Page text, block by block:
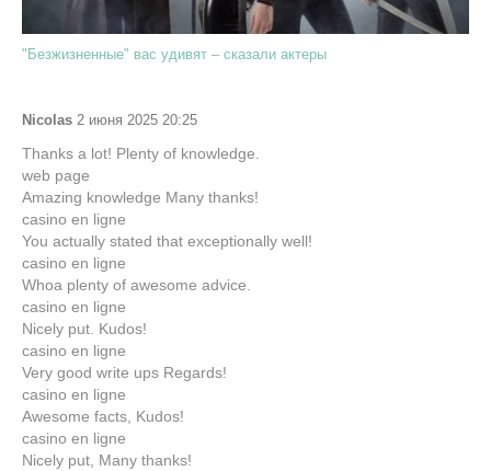
"Безжизненные" вас удивят – сказали актеры
Nicolas 2 июня 2025 20:25
Thanks a lot! Plenty of knowledge.
web page
Amazing knowledge Many thanks!
casino en ligne
You actually stated that exceptionally well!
casino en ligne
Whoa plenty of awesome advice.
casino en ligne
Nicely put. Kudos!
casino en ligne
Very good write ups Regards!
casino en ligne
Awesome facts, Kudos!
casino en ligne
Nicely put, Many thanks!